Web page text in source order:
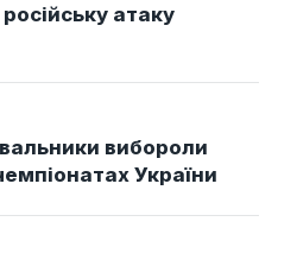
атаку
вибороли
України